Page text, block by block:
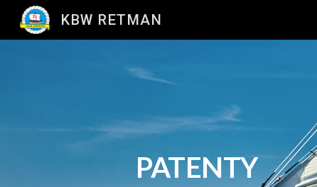
KBW RETMAN
PATENTY